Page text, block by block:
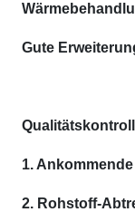
Gute
1.
2. Rohstoff-